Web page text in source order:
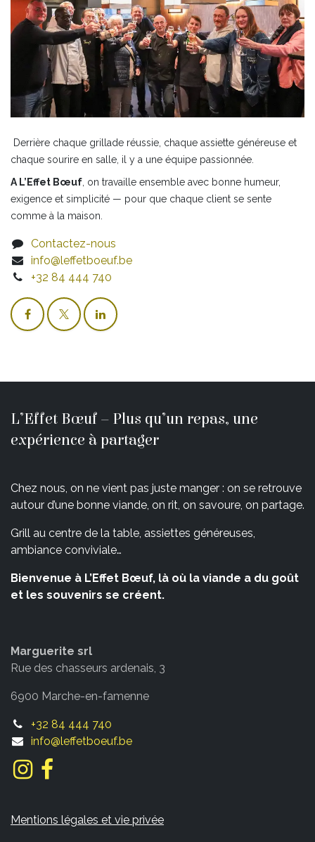
Derrière chaque grillade réussie, chaque assiette généreuse et
chaque sourire en salle, il y a une équipe passionnée.
A L’Effet Bœuf , on travaille ensemble avec bonne humeur,
exigence et simplicité — pour que chaque client se sente
comme à la maison.
Contactez-nous
info@leffetboeuf.be
+32 84 444 740
L’Effet Bœuf – Plus qu’un repas, une
expérience à partager
Chez nous, on ne vient pas juste manger : on se retrouve
autour d’une bonne viande, on rit, on savoure, on partage.
Grill au centre de la table, assiettes généreuses,
ambiance conviviale…
Bienvenue à L’Effet Bœuf, là où la viande a du goût
et les souvenirs se créent.
Marguerite srl
Rue des chasseurs ardenais, 3
6900 Marche-en-famenne
+32 84 444 740
info@leffetboeuf.be
Mentions légales et vie privée